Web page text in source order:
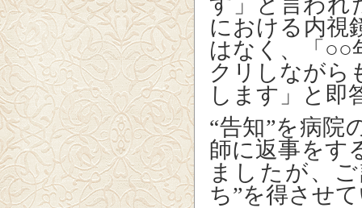
における内視
はなく、「○○
クリしながら
します」と即
“告知”を病院
師に返事をす
ましたが、
ち”を得させ